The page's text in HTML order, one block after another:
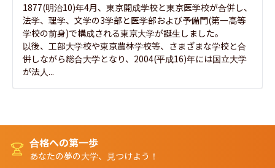
1877(明治10)年4月、東京開成学校と東京医学校が合併し、
法学、理学、文学の3学部と医学部および予備門(第一高等
学校の前身)で構成される東京大学が誕生しました。
以後、工部大学校や東京農林学校等、さまざまな学校と合
併しながら総合大学となり、2004(平成16)年には国立大学
が法人...
合格への第一歩
あなたの夢の大学、見つけよう！